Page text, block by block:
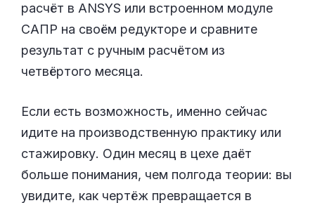
расчёт в ANSYS или встроенном модуле
САПР на своём редукторе и сравните
результат с ручным расчётом из
четвёртого месяца.
Если есть возможность, именно сейчас
идите на производственную практику или
стажировку. Один месяц в цехе даёт
больше понимания, чем полгода теории: вы
увидите, как чертёж превращается в